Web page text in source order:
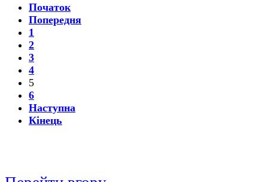
Початок
Попередня
1
2
3
4
5
6
Наступна
Кінець